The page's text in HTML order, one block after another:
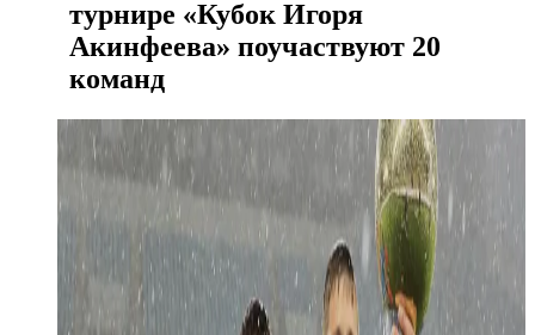
турнире «Кубок Игоря
Акинфеева» поучаствуют 20
команд